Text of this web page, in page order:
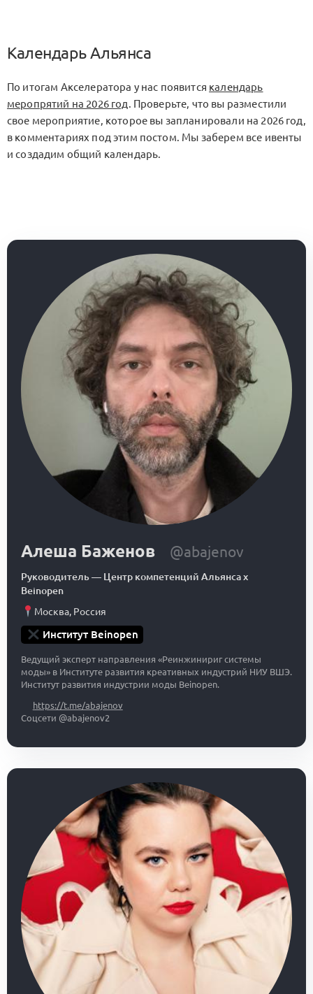
Календарь Альянса
По итогам Акселератора у нас появится календарь
меропрятий на 2026 год. Проверьте, что вы разместили
свое мероприятие, которое вы запланировали на 2026 год,
в комментариях под этим постом. Мы заберем все ивенты
и создадим общий календарь.
Алеша Баженов @abajenov
Руководитель— Центр компетенций Альянса x
Beinopen
Москва, Россия
Институт Beinopen
Ведущий эксперт направления «Реинжинириг системы
моды» в Институте развития креативных индустрий НИУ ВШЭ.
Институт развития индустрии моды Beinopen.
https://t.me/abajenov
Соцсети @abajenov2